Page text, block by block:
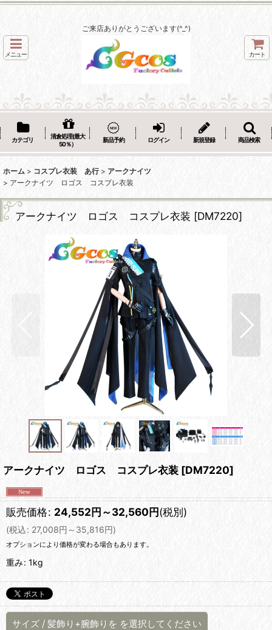
ご来店ありがとうございます(^_^)
メニュー カート
カテゴリ
清倉処理(最大
50％）
新品予約 ログイン 新規登録 商品検索
ホーム > コスプレ衣装 あ行 > アークナイツ
> アークナイツ ロゴス コスプレ衣装
アークナイツ ロゴス コスプレ衣装 [DM7220]
アークナイツ ロゴス コスプレ衣装 [DM7220]
販売価格: 24,552円～32,560円(税別)
(税込: 27,008円 ～35,816円)
オプションにより価格が変わる場合もあります。
重み: 1kg
サイズ / 髪飾り+腕飾りを を選択してください